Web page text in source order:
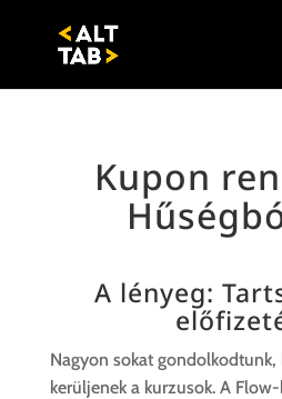
Kupon
A lényeg:
Nagyon sokat
kerüljenek a kurzusok. A